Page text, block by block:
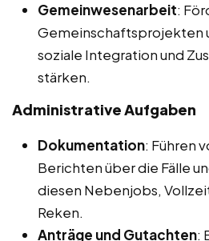
Gemeinwesenarbeit:
Gemeinschaftsprojekten
soziale Integration und
stärken.
Administrative Aufgaben
Dokumentation: Führen
Berichten über die Fälle
diesen Nebenjobs,
Reken.
Anträge und Gutachten: